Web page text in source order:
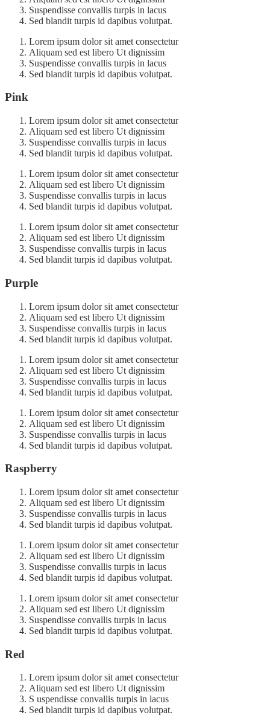
Suspendisse convallis turpis in lacus
Sed blandit turpis id dapibus volutpat.
Lorem ipsum dolor sit amet consectetur
Aliquam sed est libero Ut dignissim
Suspendisse convallis turpis in lacus
Sed blandit turpis id dapibus volutpat.
Pink
Lorem ipsum dolor sit amet consectetur
Aliquam sed est libero Ut dignissim
Suspendisse convallis turpis in lacus
Sed blandit turpis id dapibus volutpat.
Lorem ipsum dolor sit amet consectetur
Aliquam sed est libero Ut dignissim
Suspendisse convallis turpis in lacus
Sed blandit turpis id dapibus volutpat.
Lorem ipsum dolor sit amet consectetur
Aliquam sed est libero Ut dignissim
Suspendisse convallis turpis in lacus
Sed blandit turpis id dapibus volutpat.
Purple
Lorem ipsum dolor sit amet consectetur
Aliquam sed est libero Ut dignissim
Suspendisse convallis turpis in lacus
Sed blandit turpis id dapibus volutpat.
Lorem ipsum dolor sit amet consectetur
Aliquam sed est libero Ut dignissim
Suspendisse convallis turpis in lacus
Sed blandit turpis id dapibus volutpat.
Lorem ipsum dolor sit amet consectetur
Aliquam sed est libero Ut dignissim
Suspendisse convallis turpis in lacus
Sed blandit turpis id dapibus volutpat.
Raspberry
Lorem ipsum dolor sit amet consectetur
Aliquam sed est libero Ut dignissim
Suspendisse convallis turpis in lacus
Sed blandit turpis id dapibus volutpat.
Lorem ipsum dolor sit amet consectetur
Aliquam sed est libero Ut dignissim
Suspendisse convallis turpis in lacus
Sed blandit turpis id dapibus volutpat.
Lorem ipsum dolor sit amet consectetur
Aliquam sed est libero Ut dignissim
Suspendisse convallis turpis in lacus
Sed blandit turpis id dapibus volutpat.
Red
Lorem ipsum dolor sit amet consectetur
Aliquam sed est libero Ut dignissim
S uspendisse convallis turpis in lacus
Sed blandit turpis id dapibus volutpat.